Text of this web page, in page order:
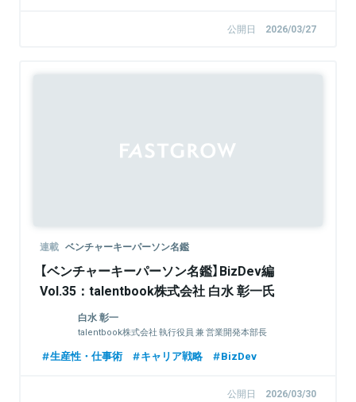
公開日 2026/03/27
連載 ベンチャーキーパーソン名鑑
【ベンチャーキーパーソン名鑑】BizDev編
Vol.35：talentbook株式会社 白水 彰一氏
白水 彰一
talentbook株式会社 執行役員 兼 営業開発本部長
生産性・仕事術 キャリア戦略 BizDev
公開日 2026/03/30